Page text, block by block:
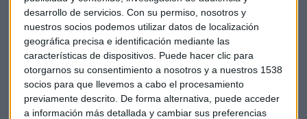
desarrollo de servicios. Con su permiso, nosotros y
nuestros socios podemos utilizar datos de localización
geográfica precisa e identificación mediante las
características de dispositivos. Puede hacer clic para
otorgarnos su consentimiento a nosotros y a nuestros 1538
socios para que llevemos a cabo el procesamiento
previamente descrito. De forma alternativa, puede acceder
a información más detallada y cambiar sus preferencias
la entidad confirma que sigue adelante con su plan de
inversión 2017-2021, de 1.500 millones de dólares.
En los resultados del grupo del primer semestre, México se
mantuvo como principal motor, con un beneficio que
alcanzó los 1.208 millones de euros, un 10,5% más.